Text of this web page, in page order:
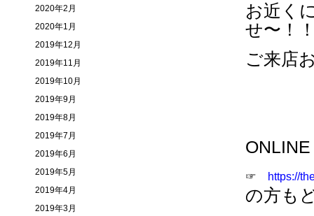
お近く
せ〜！
ご来店
☞ https://
の方も
2020年2月
2020年1月
2019年12月
2019年11月
2019年10月
2019年9月
2019年8月
2019年7月
2019年6月
2019年5月
2019年4月
2019年3月